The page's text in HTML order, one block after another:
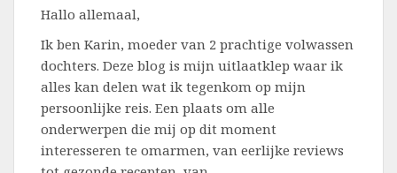
Hallo allemaal,
Ik ben Karin, moeder van 2 prachtige volwassen
dochters. Deze blog is mijn uitlaatklep waar ik
alles kan delen wat ik tegenkom op mijn
persoonlijke reis. Een plaats om alle
onderwerpen die mij op dit moment
interesseren te omarmen, van eerlijke reviews